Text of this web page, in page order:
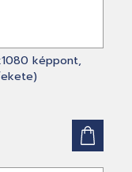
képpont,